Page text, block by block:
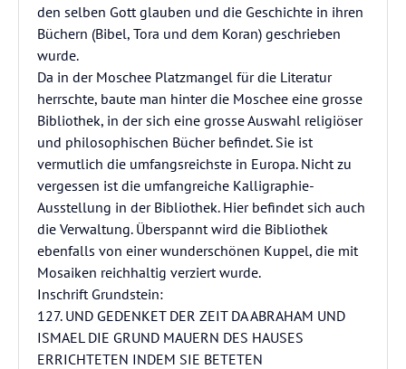
den selben Gott glauben und die Geschichte in ihren
Büchern (Bibel, Tora und dem Koran) geschrieben
wurde.
Da in der Moschee Platzmangel für die Literatur
herrschte, baute man hinter die Moschee eine grosse
Bibliothek, in der sich eine grosse Auswahl religiöser
und philosophischen Bücher befindet. Sie ist
vermutlich die umfangsreichste in Europa. Nicht zu
vergessen ist die umfangreiche Kalligraphie-
Ausstellung in der Bibliothek. Hier befindet sich auch
die Verwaltung. Überspannt wird die Bibliothek
ebenfalls von einer wunderschönen Kuppel, die mit
Mosaiken reichhaltig verziert wurde.
Inschrift Grundstein:
127. UND GEDENKET DER ZEIT DA ABRAHAM UND
ISMAEL DIE GRUND MAUERN DES HAUSES
ERRICHTETEN INDEM SIE BETETEN